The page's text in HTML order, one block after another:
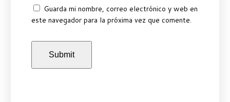
Guarda mi nombre, correo electrónico y web en
este navegador para la próxima vez que comente.